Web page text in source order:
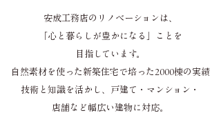
安成工務店のリノベーションは、
「心と暮らしが豊かになる」ことを
目指しています。
自然素材を使った新築住宅で培った2000棟の実績
技術と知識を活かし、戸建て・マンション・
店舗など幅広い建物に対応。